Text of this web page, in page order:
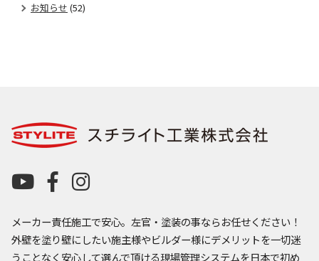
お知らせ (52)
メーカー責任施工で安心。左官・塗装の事ならお任せください！
外壁を塗り壁にしたい施主様やビルダー様にデメリットを一切迷
うことなく安心して選んで頂ける現場管理システムを日本で初め